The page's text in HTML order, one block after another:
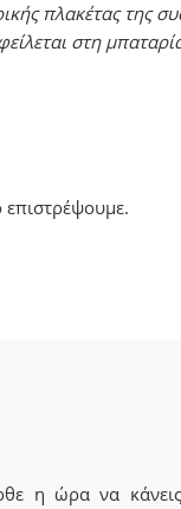
πλακέτας της
στη
η ώρα να